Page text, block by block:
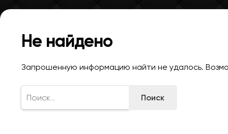
Не найдено
Запрошенную информацию найти не удалось.